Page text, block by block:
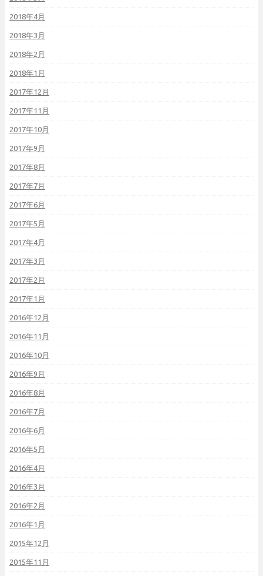
2018年4月
2018年3月
2018年2月
2018年1月
2017年12月
2017年11月
2017年10月
2017年9月
2017年8月
2017年7月
2017年6月
2017年5月
2017年4月
2017年3月
2017年2月
2017年1月
2016年12月
2016年11月
2016年10月
2016年9月
2016年8月
2016年7月
2016年6月
2016年5月
2016年4月
2016年3月
2016年2月
2016年1月
2015年12月
2015年11月